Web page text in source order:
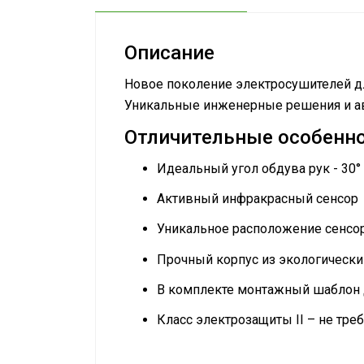
Описание
Новое поколение электросушителей
Уникальные инженерные решения и
Отличительные
Идеальный угол обдува рук - 30°
Активный инфракрасный сенсор
Уникальное расположение
Прочный корпус из
В комплекте монтажный шаблон
Класс электрозащиты II – не